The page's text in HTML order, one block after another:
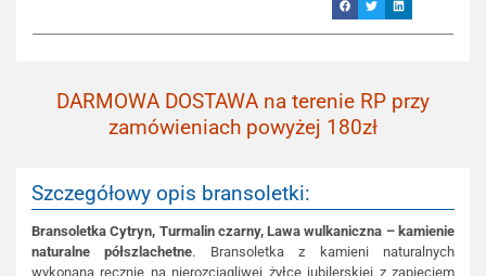
DARMOWA DOSTAWA na terenie RP przy
zamówieniach powyżej 180zł
Szczegółowy opis bransoletki:
Bransoletka Cytryn, Turmalin czarny, Lawa wulkaniczna – kamienie
naturalne półszlachetne. Bransoletka z kamieni naturalnych
wykonana ręcznie na nierozciągliwej żyłce jubilerskiej z zapięciem